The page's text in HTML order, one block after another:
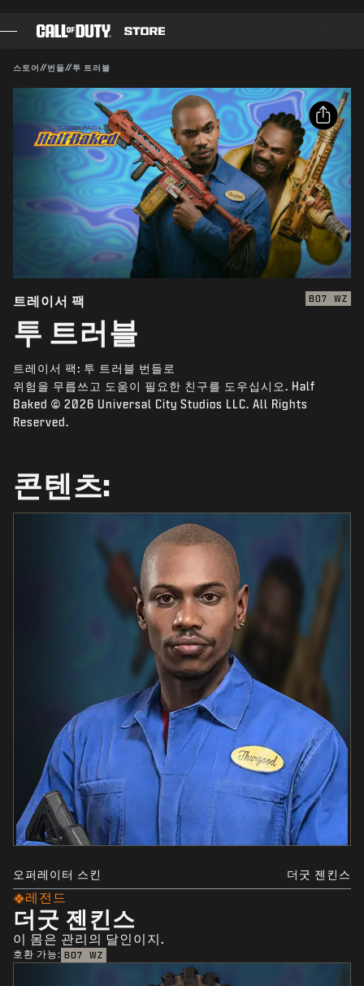
배틀 패스
COMBAT BUILDS
게임
뉴스
STORE
로그인| 가입
스토어//번들//투 트러블
호환 가능:
구매 확인
취소
Activision은 이 게임 내 콘텐츠를 언제든 업데이트, 교체,
제거할 수 있습니다.
공유
이메일
Facebook
X
링크 복사
트레이서 팩 BO7 WZ
투 트러블
트레이서 팩: 투 트러블 번들로
위험을 무릅쓰고 도움이 필요한 친구를 도우십시오. Half
Baked © 2026 Universal City Studios LLC. All Rights
Reserved.
콘텐츠:
오퍼레이터 스킨 더굿 젠킨스
레전드
더굿 젠킨스
이 몸은 관리의 달인이지.
호환 가능: BO7 WZ